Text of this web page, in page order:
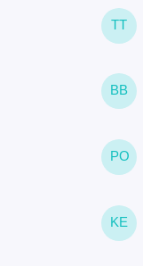
TT
BB
PO
KE